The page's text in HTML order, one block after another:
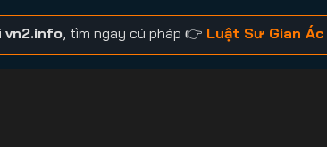
vn2.info, tìm ngay cú pháp 👉 Luật Sư Gian Ác